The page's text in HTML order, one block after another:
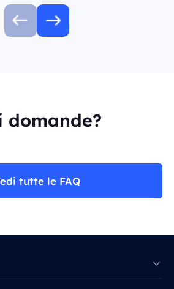
domande?
tutte le FAQ